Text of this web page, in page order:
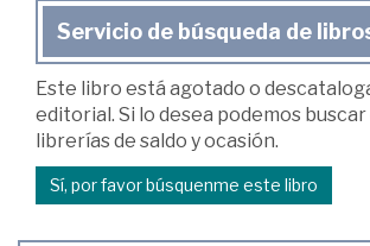
Servicio de búsqueda de
Este libro está agotado o
editorial. Si lo desea podemos
librerías de saldo y ocasión.
Sí, por favor búsquenme este libro